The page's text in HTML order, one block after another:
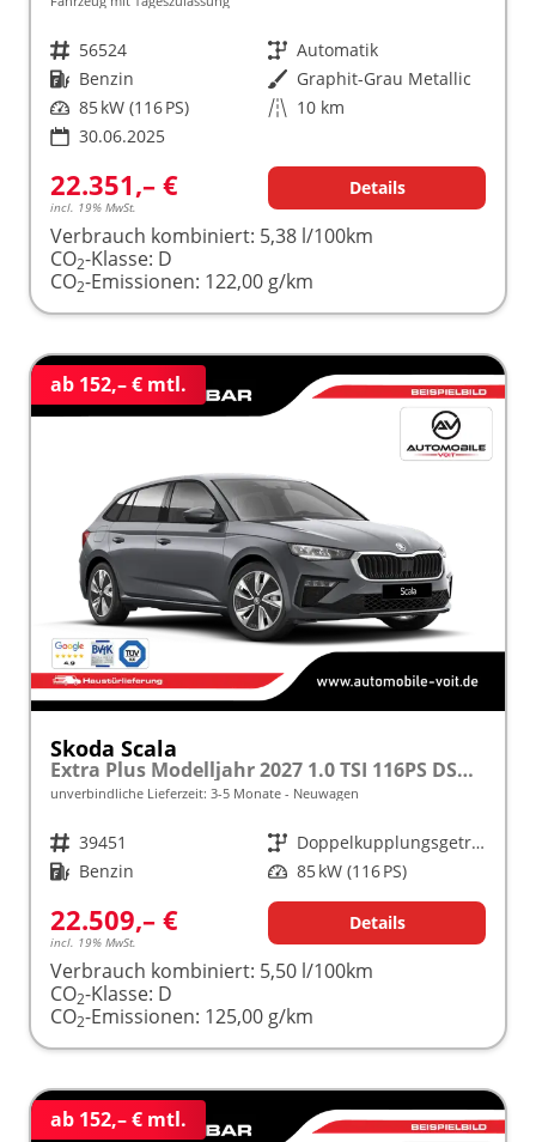
Fahrzeugnr. 56524 Getriebe Automatik
Kraftstoff Benzin Außenfarbe Graphit-Grau Metallic
Leistung 85 kW (116 PS) Kilometerstand 10 km
30.06.2025
22.351,– €
incl. 19% MwSt.
Details
Verbrauch kombiniert: 5,38 l/100km
CO2-Klasse: D
CO2-Emissionen: 122,00 g/km
ab 152,– € mtl.
Skoda Scala
Extra Plus Modelljahr 2027 1.0 TSI 116PS DSG 5 J. Garantie, Kamera, Winterpaket, Climatronic, Tempomat, SunSet, Wireless Smartlink
unverbindliche Lieferzeit: 3-5 Monate Neuwagen
Fahrzeugnr. 39451 Getriebe
Doppelkupplungsgetriebe (DSG)
Kraftstoff Benzin Leistung 85 kW (116 PS)
22.509,– €
incl. 19% MwSt.
Details
Verbrauch kombiniert: 5,50 l/100km
CO2-Klasse: D
CO2-Emissionen: 125,00 g/km
ab 152,– € mtl.